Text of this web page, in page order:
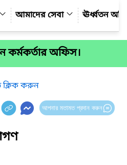
আমাদের সেবা ঊর্ধ্বতন
কর্মকর্তার অফিস।
ক্লিক করুন
আপনার মতামত প্রদান করুন